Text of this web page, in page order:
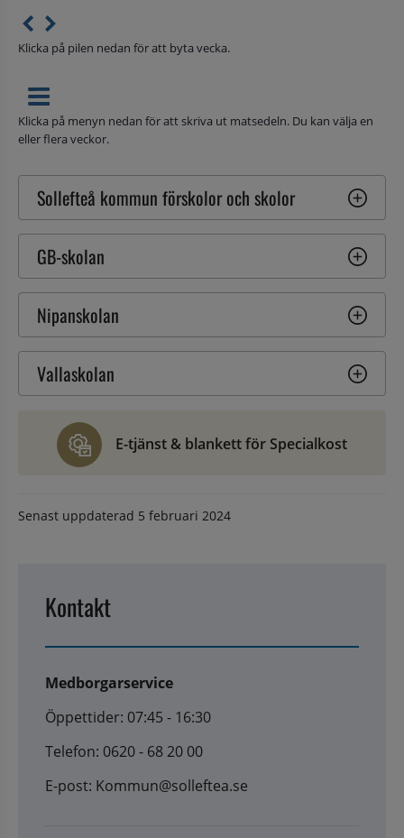
Klicka på pilen nedan för att byta vecka.
Klicka på menyn nedan för att skriva ut matsedeln. Du kan välja en
eller flera veckor.
Sollefteå kommun förskolor och skolor
GB-skolan
Nipanskolan
Vallaskolan
E-tjänst & blankett för Specialkost
Senast uppdaterad 5 februari 2024
Kontakt
Medborgarservice
Öppettider: 07:45 - 16:30
Telefon: 0620 - 68 20 00
E-post: Kommun@solleftea.se